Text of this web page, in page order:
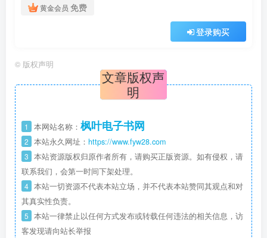
黄金会员 免费
登录购买
© 版权声明
文章版权声
明
1 本网站名称： 枫叶电子书网
2 本站永久网址： https://www.fyw28.com
3 本站资源版权归原作者所有，请购买正版资源。如有侵权，请
联系我们，会第一时间下架处理。
4 本站一切资源不代表本站立场，并不代表本站赞同其观点和对
其真实性负责。
5 本站一律禁止以任何方式发布或转载任何违法的相关信息，访
客发现请向站长举报